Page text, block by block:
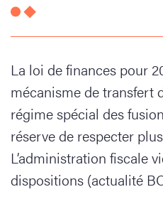
La loi de finances pour
mécanisme de transfert
régime spécial des
réserve de respecter
L’administration fiscale
dispositions (actualité